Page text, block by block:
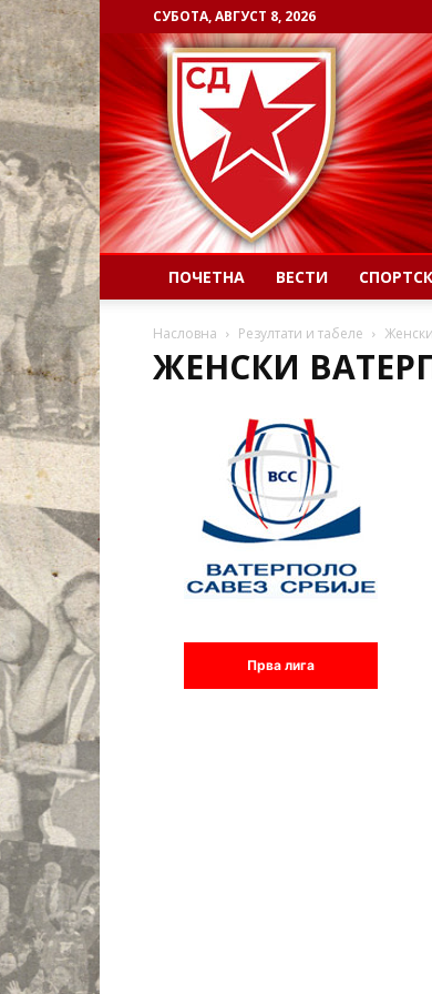
СУБОТА, АВГУСТ 8, 2026
ПОЧЕТНА ВЕСТИ
Насловна Резултати и табеле
ЖЕНСКИ
Прва лига